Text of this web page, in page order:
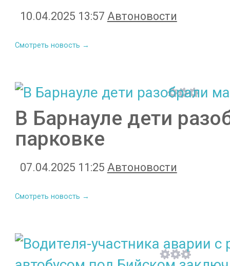
10.04.2025 13:57 Автоновости
Смотреть новость →
В Барнауле дети
парковке
07.04.2025 11:25 Автоновости
Смотреть новость →